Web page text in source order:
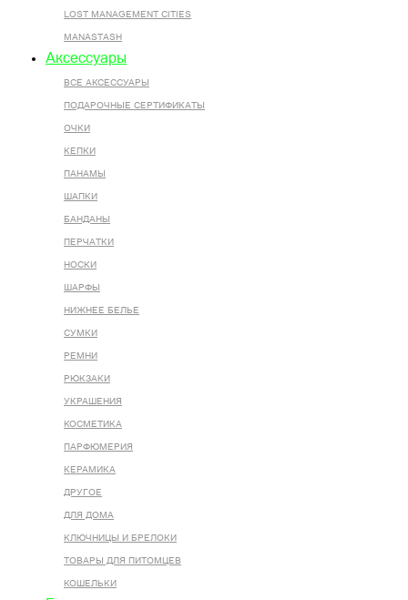
LOST MANAGEMENT CITIES
MANASTASH
Аксессуары
ВСЕ AКСЕССУАРЫ
ПОДАРОЧНЫЕ СЕРТИФИКАТЫ
ОЧКИ
КЕПКИ
ПАНАМЫ
ШАПКИ
БАНДАНЫ
ПЕРЧАТКИ
НОСКИ
ШАРФЫ
НИЖНЕЕ БЕЛЬЕ
СУМКИ
РЕМНИ
РЮКЗАКИ
УКРАШЕНИЯ
КОСМЕТИКА
ПАРФЮМЕРИЯ
КЕРАМИКА
ДРУГОЕ
ДЛЯ ДОМА
КЛЮЧНИЦЫ И БРЕЛОКИ
ТОВАРЫ ДЛЯ ПИТОМЦЕВ
КОШЕЛЬКИ